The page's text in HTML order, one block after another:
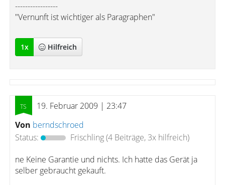
-----------------
"Vernunft ist wichtiger als Paragraphen"
1x Hilfreich
19. Februar 2009 | 23:47
Von berndschroed
Status:
Frischling(4 Beiträge, 3x hilfreich)
ne Keine Garantie und nichts. Ich hatte das Gerät ja
selber gebraucht gekauft.